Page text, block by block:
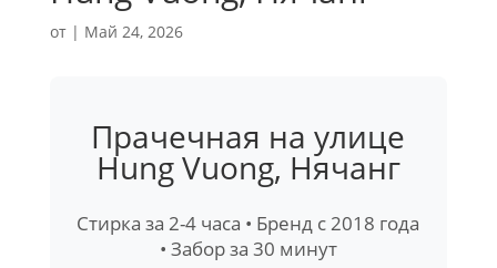
от | Май 24, 2026
Прачечная на улице
Hung Vuong, Нячанг
Стирка за 2-4 часа • Бренд с 2018 года
• Забор за 30 минут